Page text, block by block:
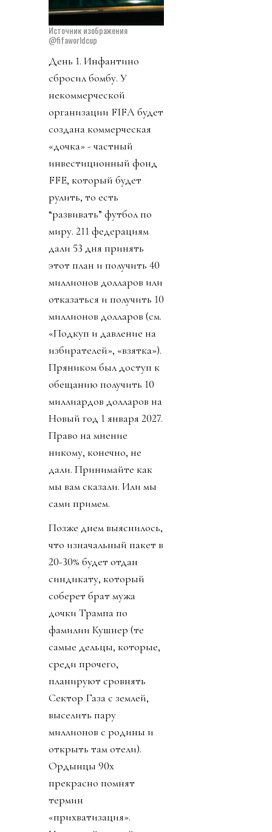
Источник изображения
@fifaworldcup
День 1. Инфантино
сбросил бомбу. У
некоммерческой
организации FIFA будет
создана коммерческая
«дочка» - частный
инвестиционный фонд
FFE, который будет
рулить, то есть
“развивать” футбол по
миру. 211 федерациям
дали 53 дня принять
этот план и получить 40
миллионов долларов или
отказаться и получить 10
миллионов долларов (см.
«Подкуп и давление на
избирателей», «взятка»).
Пряником был доступ к
обещанию получить 10
миллиардов долларов на
Новый год 1 января 2027.
Право на мнение
никому, конечно, не
дали. Принимайте как
мы вам сказали. Или мы
сами примем.
Позже днем выяснилось,
что изначальный пакет в
20-30% будет отдан
синдикату, который
соберет брат мужа
дочки Трампа по
фамилии Кушнер (те
самые дельцы, которые,
среди прочего,
планируют сровнять
Сектор Газа с землей,
выселить пару
миллионов с родины и
открыть там отели).
Ордынцы 90х
прекрасно помнят
термин
«прихватизация».